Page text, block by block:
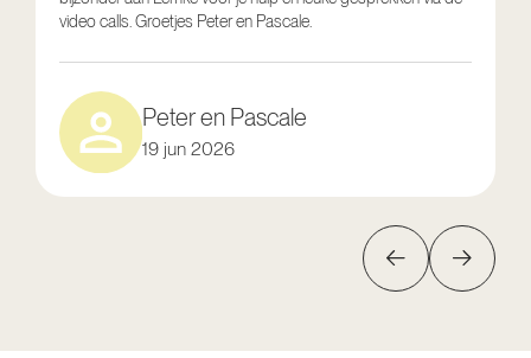
video calls. Groetjes Peter en Pascale.
Peter en Pascale
19 jun 2026